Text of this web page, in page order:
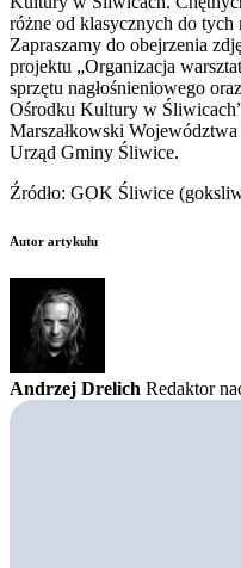
różne od klasycznych do
Zapraszamy do obejrzenia
projektu „Organizacja
sprzętu nagłośnieniowego
Ośrodku Kultury w
Marszałkowski
Urząd Gminy Śliwice.
Źródło: GOK Śliwice
Autor artykułu
Andrzej Drelich Redaktor